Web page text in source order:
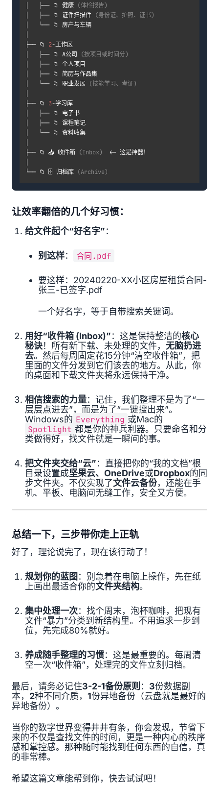
│   ├── 📁 健康 (体检报告)
│   ├── 📁 证件扫描件 (身份证、护照、证书)
│   └── 📁 房产与车辆
├── 📁 2-工作区
│   ├── 📁 A公司
(按项目或时间分)
│   ├── 📁 个人项目
│   ├── 📁 简历与作品集
│   └── 📁 职业发展 (技能学习、考证)
├── 📁 3-学习库
│   ├── 📁 电子书
│   ├── 📁 课程笔记
│   └── 📁 资料收集
├── 📁 📥 收件箱 (Inbox)
  <- 这是神器！
└── 📁 🗄️ 归档库 (Archive)
让效率翻倍的几个好习惯：
给文件起个“好名字”：
别这样： 合同.pdf
要这样：20240220-XX小区房屋租赁合同-
张三-已签字.pdf
一个好名字，等于自带搜索关键词。
用好“收件箱 (Inbox)”：这是保持整洁的核心
秘诀！所有新下载、未处理的文件， 无脑扔进
去。然后每周固定花15分钟“清空收件箱”，把
里面的文件分发到它们该去的地方。从此，你
的桌面和下载文件夹将永远保持干净。
相信搜索的力量：记住，我们整理不是为了“一
层层点进去”，而是为了“一键搜出来”。
Windows的 Everything 或Mac的
Spotlight 都是你的神兵利器。只要命名和分
类做得好，找文件就是一瞬间的事。
把文件夹交给“云”：直接把你的“我的文档”根
目录设置成坚果云、OneDrive或Dropbox的同
步文件夹。不仅实现了文件云备份，还能在手
机、平板、电脑间无缝工作，安全又方便。
总结一下，三步带你走上正轨
好了，理论说完了，现在该行动了！
规划你的蓝图 ：别急着在电脑上操作，先在纸
上画出最适合你的文件夹结构。
集中处理一次：找个周末，泡杯咖啡，把现有
文件“暴力”分类到新结构里。不用追求一步到
位，先完成80%就好。
养成随手整理的习惯：这是最重要的。每周清
空一次“收件箱”，处理完的文件立刻归档。
最后，请务必记住3-2-1备份原则 ： 3份数据副
本， 2种不同介质， 1份异地备份（云盘就是最好的
异地备份）。
当你的数字世界变得井井有条，你会发现，节省下
来的不仅是查找文件的时间，更是一种内心的秩序
感和掌控感。那种随时能找到任何东西的自信，真
的非常棒。
希望这篇文章能帮到你，快去试试吧！